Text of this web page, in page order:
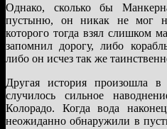
Однако, сколько бы
пустыню, он никак не мог
которого тогда взял слишком
запомнил дорогу, либо
либо он исчез так же
Другая история произошла
случилось сильное
Колорадо. Когда вода
неожиданно обнаружили в